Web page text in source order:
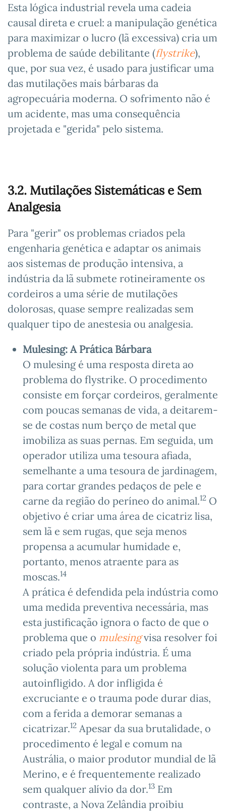
Esta lógica industrial revela uma cadeia
causal direta e cruel: a manipulação genética
para maximizar o lucro (lã excessiva) cria um
problema de saúde debilitante (flystrike),
que, por sua vez, é usado para justificar uma
das mutilações mais bárbaras da
agropecuária moderna. O sofrimento não é
um acidente, mas uma consequência
projetada e "gerida" pelo sistema.
3.2. Mutilações Sistemáticas e Sem
Analgesia
Para "gerir" os problemas criados pela
engenharia genética e adaptar os animais
aos sistemas de produção intensiva, a
indústria da lã submete rotineiramente os
cordeiros a uma série de mutilações
dolorosas, quase sempre realizadas sem
qualquer tipo de anestesia ou analgesia.
Mulesing: A Prática Bárbara
O mulesing é uma resposta direta ao
problema do flystrike. O procedimento
consiste em forçar cordeiros, geralmente
com poucas semanas de vida, a deitarem-
se de costas num berço de metal que
imobiliza as suas pernas. Em seguida, um
operador utiliza uma tesoura afiada,
semelhante a uma tesoura de jardinagem,
para cortar grandes pedaços de pele e
carne da região do períneo do animal.12 O
objetivo é criar uma área de cicatriz lisa,
sem lã e sem rugas, que seja menos
propensa a acumular humidade e,
portanto, menos atraente para as
moscas.14
A prática é defendida pela indústria como
uma medida preventiva necessária, mas
esta justificação ignora o facto de que o
problema que o mulesingvisa resolver foi
criado pela própria indústria. É uma
solução violenta para um problema
autoinfligido. A dor infligida é
excruciante e o trauma pode durar dias,
com a ferida a demorar semanas a
cicatrizar.12 Apesar da sua brutalidade, o
procedimento é legal e comum na
Austrália, o maior produtor mundial de lã
Merino, e é frequentemente realizado
sem qualquer alívio da dor.13 Em
contraste, a Nova Zelândia proibiu